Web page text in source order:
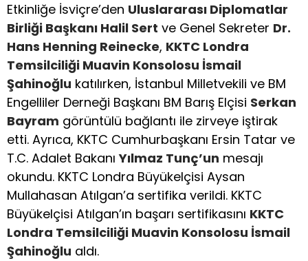
Etkinliğe İsviçre’den Uluslararası Diplomatlar
Birliği Başkanı Halil Sert ve Genel Sekreter Dr.
Hans Henning Reinecke, KKTC Londra
Temsilciliği Muavin Konsolosu İsmail
Şahinoğlu katılırken, İstanbul Milletvekili ve BM
Engelliler Derneği Başkanı BM Barış Elçisi Serkan
Bayram görüntülü bağlantı ile zirveye iştirak
etti. Ayrıca, KKTC Cumhurbaşkanı Ersin Tatar ve
T.C. Adalet BakanıYılmaz Tunç’un mesajı
okundu. KKTC Londra Büyükelçisi Aysan
Mullahasan Atılgan’a sertifika verildi. KKTC
Büyükelçisi Atılgan’ın başarı sertifikasını KKTC
Londra Temsilciliği Muavin Konsolosu İsmail
Şahinoğlu aldı.